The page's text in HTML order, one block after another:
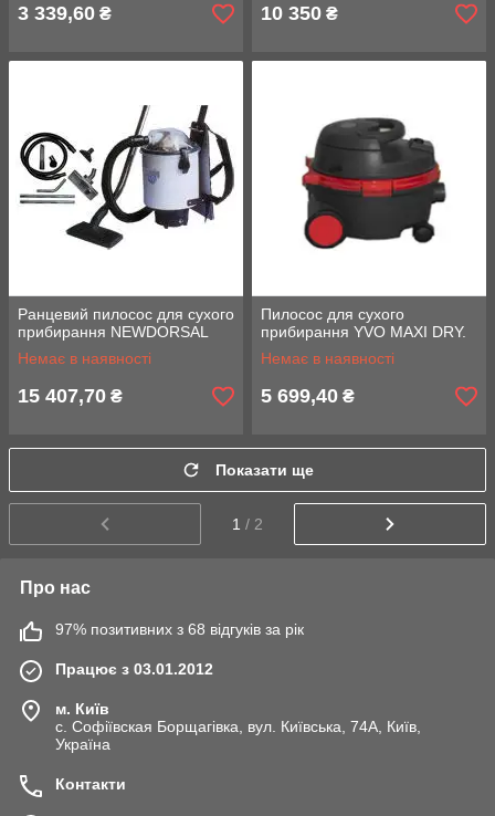
3 339,60 ₴ 10 350 ₴
Ранцевий пилосос для сухого
прибирання NEWDORSAL
Немає в наявності
15 407,70 ₴
Пилосос для сухого
прибирання YVO MAXI DRY.
Немає в наявності
5 699,40 ₴
Показати ще
1 / 2
Про нас
97% позитивних з 68 відгуків за рік
Працює з 03.01.2012
м. Київ
с. Софіївская Борщагівка, вул. Київська, 74А, Київ,
Україна
Контакти